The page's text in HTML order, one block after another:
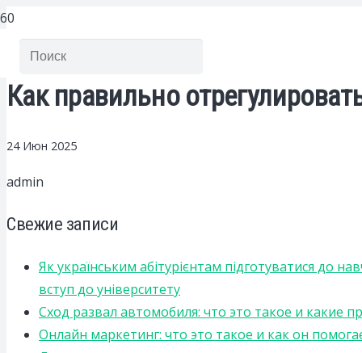
Как правильно
24 Июн 2025
admin
Свежие записи
Як українським абітурієнтам підготуватися до
вступ до університету
Сход развал автомобиля: что это такое и какие
Онлайн маркетинг: что это такое и как он